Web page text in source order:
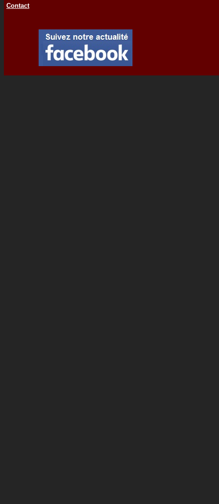
Contact